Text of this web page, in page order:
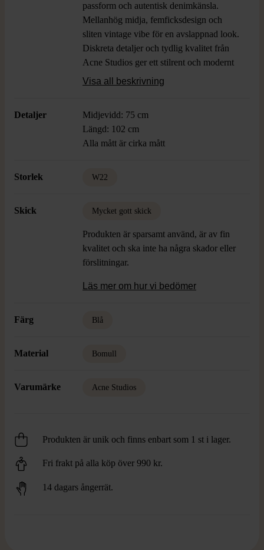
passform och autentisk denimkänsla.
Mellanhög midja, femficksdesign och
sliten vintage vibe för en avslappnad look.
Diskreta detaljer och tydlig kvalitet från
Acne Studios ger ett stilrent och modernt
intryck.
Visa all beskrivning
Detaljer
Midjevidd: 75 cm
Längd: 102 cm
Alla mått är cirka mått
Storlek W22
Skick Mycket gott skick
Produkten är sparsamt använd, är av fin
kvalitet och ska inte ha några skador eller
förslitningar.
Läs mer om hur vi bedömer
Färg Blå
Material Bomull
Varumärke Acne Studios
Produkten är unik och finns enbart som 1 st i lager.
Fri frakt på alla köp över 990 kr.
14 dagars ångerrät.